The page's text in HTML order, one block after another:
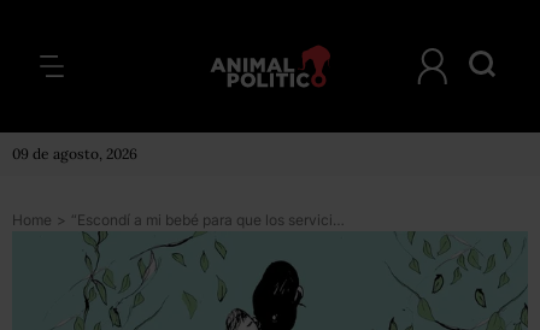
09 de agosto, 2026
Home > “Escondí a mi bebé para que los servicios sociales no se la llevaran”